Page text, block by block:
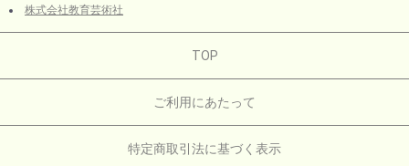
株式会社教育芸術社
TOP
ご利用にあたって
特定商取引法に基づく表示